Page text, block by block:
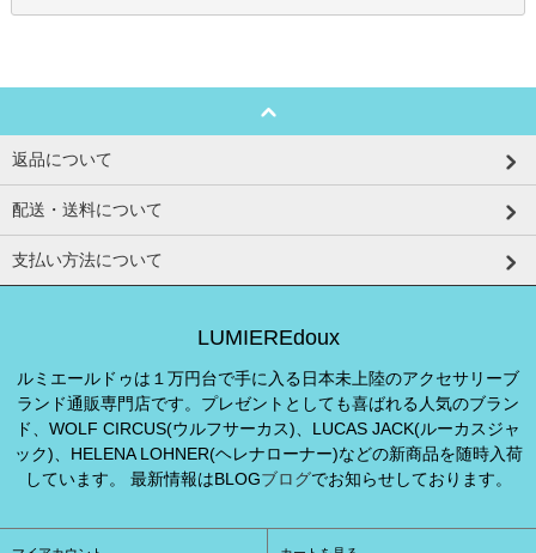
返品について
配送・送料について
支払い方法について
LUMIEREdoux
ルミエールドゥは１万円台で手に入る日本未上陸のアクセサリーブ
ランド通販専門店です。プレゼントとしても喜ばれる人気のブラン
ド、WOLF CIRCUS(ウルフサーカス)、LUCAS JACK(ルーカスジャ
ック)、HELENA LOHNER(ヘレナローナー)などの新商品を随時入荷
しています。 最新情報はBLOGブログでお知らせしております。